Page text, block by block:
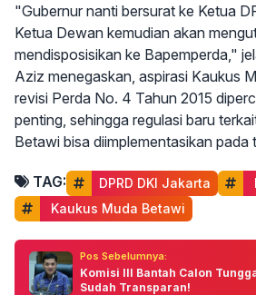
"Gubernur nanti bersurat ke Ketua
Ketua Dewan kemudian akan
mendisposisikan ke Bapemperda,"
Aziz menegaskan, aspirasi Kaukus
revisi Perda No. 4 Tahun 2015
penting, sehingga regulasi baru
Betawi bisa diimplementasikan pada
TAG: DPRD DKI Jakarta
Kaukus Muda Betawi
Pos Sebelumnya:
Komisi III Bantah Calon
Sudah Transparan!